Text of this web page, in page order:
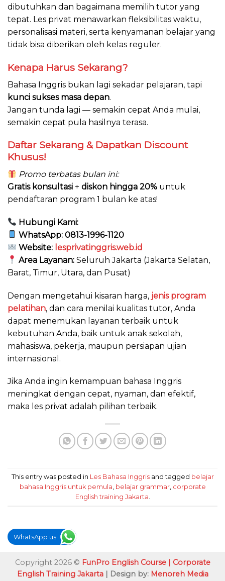
dibutuhkan dan bagaimana memilih tutor yang
tepat. Les privat menawarkan fleksibilitas waktu,
personalisasi materi, serta kenyamanan belajar yang
tidak bisa diberikan oleh kelas reguler.
Kenapa Harus Sekarang?
Bahasa Inggris bukan lagi sekadar pelajaran, tapi
kunci sukses masa depan.
Jangan tunda lagi — semakin cepat Anda mulai,
semakin cepat pula hasilnya terasa.
Daftar Sekarang & Dapatkan Discount
Khusus!
Promo terbatas bulan ini:
Gratis konsultasi + diskon hingga 20% untuk
pendaftaran program 1 bulan ke atas!
Hubungi Kami:
WhatsApp: 0813-1996-1120
Website: lesprivatinggris.web.id
Area Layanan: Seluruh Jakarta (Jakarta Selatan,
Barat, Timur, Utara, dan Pusat)
Dengan mengetahui kisaran harga, jenis program
pelatihan, dan cara menilai kualitas tutor, Anda
dapat menemukan layanan terbaik untuk
kebutuhan Anda, baik untuk anak sekolah,
mahasiswa, pekerja, maupun persiapan ujian
internasional.
Jika Anda ingin kemampuan bahasa Inggris
meningkat dengan cepat, nyaman, dan efektif,
maka les privat adalah pilihan terbaik.
This entry was posted in Les Bahasa Inggrisand tagged belajar
bahasa Inggris untuk pemula belajar grammar, corporate
English training Jakarta
Copyright 2026 © FunPro English Course | Corporate
English Training Jakarta| Design by: Menoreh Media
WhatsApp us